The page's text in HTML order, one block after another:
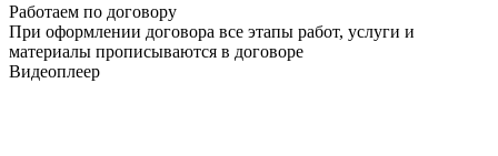
Работаем по договору
При оформлении договора все этапы работ, услуги и
материалы прописываются в договоре
Видеоплеер